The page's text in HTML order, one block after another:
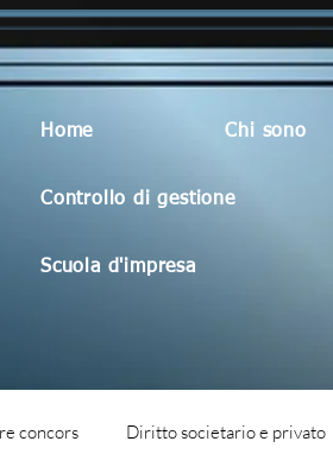
Home Chi sono
Controllo di gestione
Scuola d'impresa
concors Diritto societario e privato